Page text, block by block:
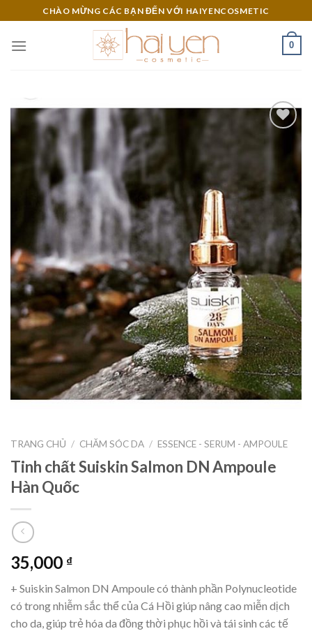
content
CHÀO MỪNG CÁC BẠN ĐẾN VỚI HAIYENCOSMETIC
0
TRANG CHỦ / CHĂM SÓC DA / ESSENCE - SERUM - AMPOULE
Tinh chất Suiskin Salmon DN Ampoule
Hàn Quốc
35,000 ₫
+ Suiskin Salmon DN Ampoule có thành phần Polynucleotide
có trong nhiễm sắc thể của Cá Hồi giúp nâng cao miễn dịch
cho da, giúp trẻ hóa da đồng thời phục hồi và tái sinh các tế